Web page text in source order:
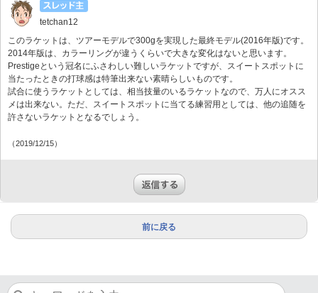
tetchan12
このラケットは、ツアーモデルで300gを実現した最終モデル(2016年版)です。
2014年版は、カラーリングが違うくらいで大きな変化はないと思います。
Prestigeという冠名にふさわしい難しいラケットですが、スイートスポットに
当たったときの打球感は特筆出来ない素晴らしいものです。
試合に使うラケットとしては、相当技量のいるラケットなので、万人にオスス
メは出来ない。ただ、スイートスポットに当てる練習用としては、他の追随を
許さないラケットとなるでしょう。
（2019/12/15）
前に戻る